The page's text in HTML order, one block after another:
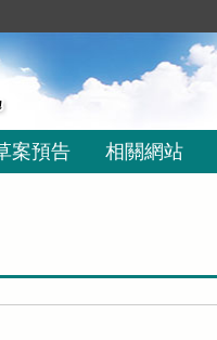
案預告 相關網站